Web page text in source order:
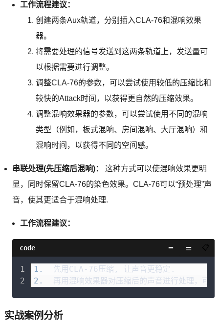
工作流程建议：
创建两条Aux轨道，分别插入CLA-76和混响效果
器。
将需要处理的信号发送到这两条轨道上，发送量可
以根据需要进行调整。
调整CLA-76的参数，可以尝试使用较低的压缩比和
较快的Attack时间，以获得更自然的压缩效果。
调整混响效果器的参数，可以尝试使用不同的混响
类型（例如，板式混响、房间混响、大厅混响）和
混响时间，以获得不同的空间感。
串联处理(先压缩后混响)：
这种方式可以使混响效果更明
显，同时保留CLA-76的染色效果。CLA-76可以“预处理”声
音，使其更适合于混响处理.
工作流程建议：
code
1.
  先用CLA-76压缩, 让声音更稳定.
2.
再用混响效果器对压缩后的声音进行处理，可
实战案例分析